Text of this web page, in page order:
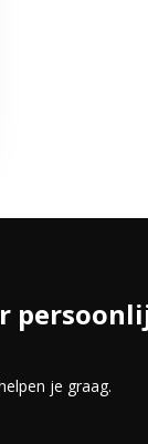
de Google Nest
je lichten wilt
alles kan met
voor je slimme
je graag.